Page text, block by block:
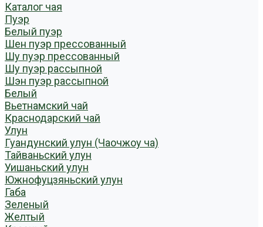
Каталог чая
Пуэр
Белый пуэр
Шен пуэр прессованный
Шу пуэр прессованный
Шу пуэр рассыпной
Шэн пуэр рассыпной
Белый
Вьетнамский чай
Краснодарский чай
Улун
Гуандунский улун (Чаочжоу ча)
Тайваньский улун
Уишаньский улун
Южнофуцзяньский улун
Габа
Зеленый
Желтый